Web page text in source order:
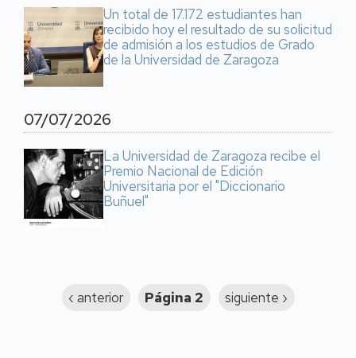
Un total de 17.172 estudiantes han
recibido hoy el resultado de su solicitud
de admisión a los estudios de Grado
de la Universidad de Zaragoza
07/07/2026
La Universidad de Zaragoza recibe el
Premio Nacional de Edición
Universitaria por el "Diccionario
Buñuel"
Página
‹ anterior Página 2
Siguiente
siguiente ›